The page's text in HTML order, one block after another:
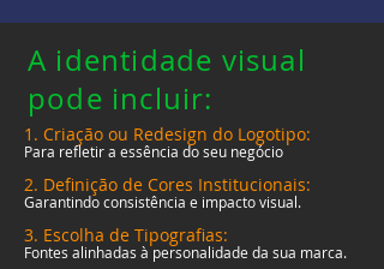
A identidade visual
pode incluir:
1. Criação ou Redesign do Logotipo:
Para refletir a essência do seu negócio
2. Definição de Cores Institucionais:
Garantindo consistência e impacto visual.
3. Escolha de Tipografias:
Fontes alinhadas à personalidade da sua marca.